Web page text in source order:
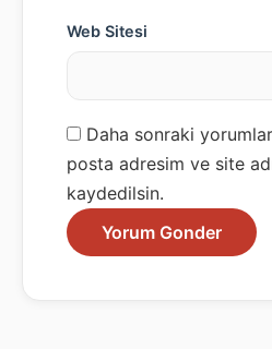
Web Sitesi
Daha sonraki
posta adresim ve site
kaydedilsin.